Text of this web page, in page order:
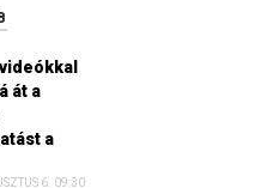
át a
a
6. 09:30